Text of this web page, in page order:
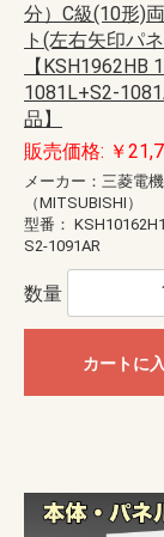
分）C級(10形)
ト(左右矢印パ
【KSH1962HB
1081L+S2-
品】
販売価格: ￥
メーカー：三菱電機
（MITSUBISHI）
型番：
S2-1091AR
数量
カートに